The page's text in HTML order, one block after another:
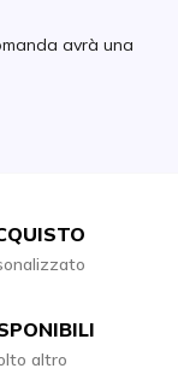
avrà una
altro